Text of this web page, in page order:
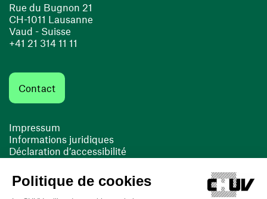
Rue du Bugnon 21
CH-1011 Lausanne
Vaud - Suisse
+41 21 314 11 11
Contact
Impressum
Informations juridiques
Déclaration d’accessibilité
Cookies